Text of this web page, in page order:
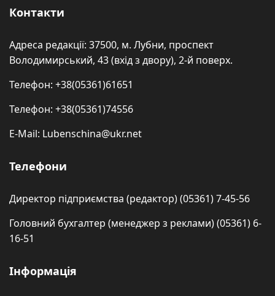
Контакти
Адреса редакції: 37500, м. Лубни, проспект
Володимирський, 43 (вхід з двору), 2-й поверх.
Телефон: +38(05361)61651
Телефон: +38(05361)74556
E-Mail: Lubenschina@ukr.net
Телефони
Директор підприємства (редактор) (05361) 7-45-56
Головний бухгалтер (менеджер з реклами) (05361) 6-
16-51
Інформація